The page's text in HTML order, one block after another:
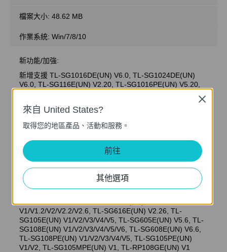
檔案大小: 48.62 MB
作業系統: Win/7/8/10
新功能/加強:
新增支援 TL-SG1016DE(UN) V6.0, TL-SG1024DE(UN)
V6.0, TL-SG116E(UN) V2.20, TL-SG1016PE(UN) V5.20,
SG605E(UN) V5.60, TL-SG105MPE(UN) V1.0
Notes:
For TL-SG1428PE(UN) V1/V1.2/V1.26/V2/V2.2/V3, TL-
SG1210MPE V2/V3, TL-SG1024DE(UN)
V1/V2/V3/V4/V4.20/V4.26/V6, TL-SG1016PE(UN)
V1/V1.2/V2/V2.2/V2.6, TL-SG616E(UN) V2.26, TL-
SG105E(UN) V1/V2/V3/V4/V5, TL-SG605E(UN) V5.6, TL-
SG108E(UN) V1/V2/V3/V4/V5/V6, TL-SG608E(UN) V6.6,
TL-SG108PE(UN) V1/V2/V3/V4/V5, TL-SG105PE(UN)
V1/V2, TL-SG105MPE(UN) V1, TL-RP108GE(UN) V1
來自 United States?
取得您的地區產品、活動和服務。
前往
其他選項
Close